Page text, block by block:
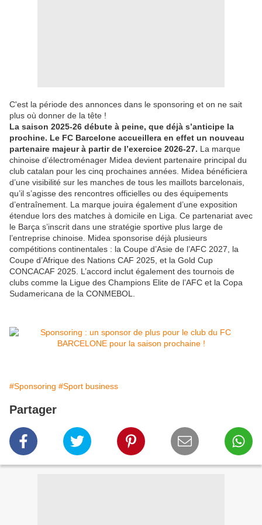
C'est la période des annonces dans le sponsoring et on ne sait
plus où donner de la tête !
La saison 2025-26 débute à peine, que déjà s’anticipe la
prochine. Le FC Barcelone accueillera en effet un nouveau
partenaire majeur à partir de l’exercice 2026-27. La marque
chinoise d’électroménager Midea devient partenaire principal du
club catalan pour les cinq prochaines années. Midea bénéficiera
d’une visibilité sur les manches de tous les maillots barcelonais,
qu’il s’agisse des rencontres officielles ou des équipements
d’entraînement. La marque jouira également d’une exposition
étendue lors des matches à domicile en Liga. Ce partenariat avec
le Barça s’inscrit dans une stratégie sportive plus large de
l’entreprise chinoise. Midea sponsorise déjà plusieurs
compétitions continentales : la Coupe d’Asie de l’AFC 2027, la
Coupe d’Afrique des Nations CAF 2025, et la Gold Cup
CONCACAF 2025. L’accord inclut également des tournois de
clubs comme la Ligue des Champions Elite de l’AFC et la Copa
Sudamericana de la CONMEBOL.
#Sponsoring #Sport business
Partager